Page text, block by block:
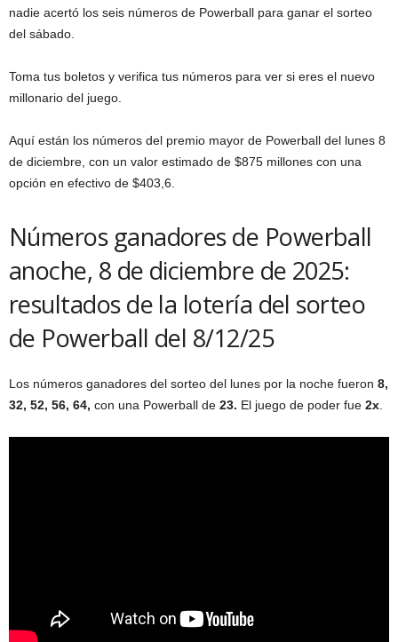
nadie acertó los seis números de Powerball para ganar el sorteo
del sábado.
Toma tus boletos y verifica tus números para ver si eres el nuevo
millonario del juego.
Aquí están los números del premio mayor de Powerball del lunes 8
de diciembre, con un valor estimado de $875 millones con una
opción en efectivo de $403,6.
Números ganadores de Powerball
anoche, 8 de diciembre de 2025:
resultados de la lotería del sorteo
de Powerball del 8/12/25
Los números ganadores del sorteo del lunes por la noche fueron 8,
32, 52, 56, 64, con una Powerball de 23. El juego de poder fue 2x.